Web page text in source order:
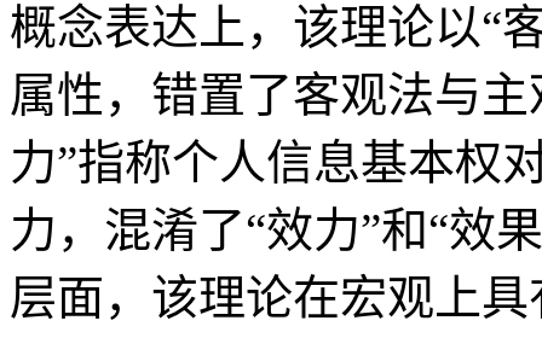
概念表达上，该理论以“
属性，错置了客观法与
力”指称个人信息基本权
力，混淆了“效力”和“效
层面，该理论在宏观上